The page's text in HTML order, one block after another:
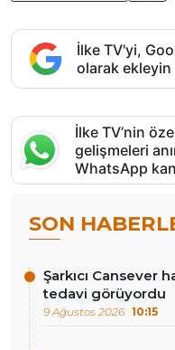
İlke TV'yi,
olarak ekleyin
İlke TV’nin
gelişmeleri
WhatsApp
SON
Şarkıcı Cansever
tedavi görüyordu
9 Ağustos 2026 10:15